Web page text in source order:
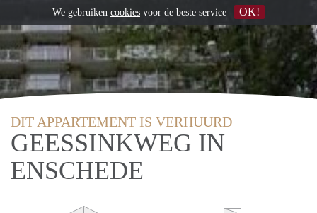
DIT APPARTEMENT IS VERHUURD
GEESSINKWEG IN
ENSCHEDE
We gebruiken cookies voor de beste service OK!